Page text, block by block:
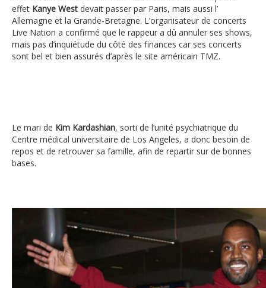
effet Kanye West devait passer par Paris, mais aussi l’
Allemagne et la Grande-Bretagne. L’organisateur de concerts
Live Nation a confirmé que le rappeur a dû annuler ses shows,
mais pas d’inquiétude du côté des finances car ses concerts
sont bel et bien assurés d’après le site américain TMZ.
Le mari de Kim Kardashian, sorti de l’unité psychiatrique du
Centre médical universitaire de Los Angeles, a donc besoin de
repos et de retrouver sa famille, afin de repartir sur de bonnes
bases.